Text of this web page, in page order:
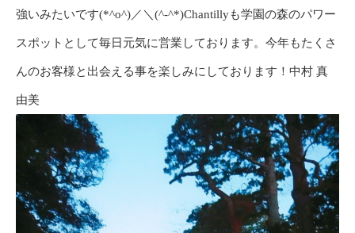
強いみたいです(*^o^)／＼(^-^*)Chantillyも学園の森のパワー
スポットとして毎日元気に営業しております。今年もたくさ
んのお客様と出会える事を楽しみにしております！中村 真
由美